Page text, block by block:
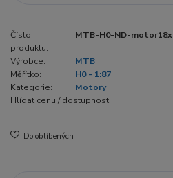
Číslo
produktu:
MTB-H0-ND-motor18x
Výrobce:
MTB
Měřítko:
H0 - 1:87
Kategorie:
Motory
Hlídat cenu / dostupnost
Do oblíbených